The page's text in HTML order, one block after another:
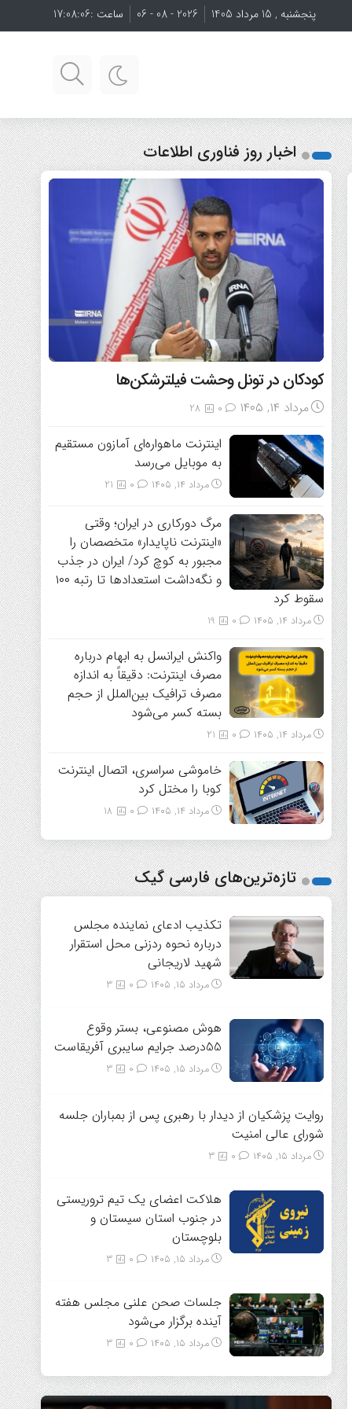
پنجشنبه , 15 مرداد 1405 2026 - 08 - 06 ساعت :17:08:08
اخبار روز فناوری اطلاعات
کودکان در تونل وحشت فیلترشکن‌ها
مرداد ۱۴, ۱۴۰۵ 28
اینترنت ماهواره‌ای آمازون مستقیم
به موبایل می‌رسد
مرداد ۱۴, ۱۴۰۵ 21
مرگ دورکاری در ایران؛ وقتی
«اینترنت ناپایدار» متخصصان را
مجبور به کوچ کرد/ ایران در جذب
و نگه‌داشت استعدادها تا رتبه ۱۰۰
سقوط کرد
مرداد ۱۴, ۱۴۰۵ 19
واکنش ایرانسل به ابهام درباره
مصرف اینترنت: دقیقاً به اندازه
مصرف ترافیک بین‌الملل از حجم
بسته کسر می‌شود
مرداد ۱۴, ۱۴۰۵ 21
خاموشی سراسری، اتصال اینترنت
کوبا را مختل کرد
مرداد ۱۴, ۱۴۰۵ 18
تازه‌ترین‌های فارسی گیک
تکذیب ادعای نماینده مجلس
درباره نحوه ردزنی محل استقرار
شهید لاریجانی
مرداد ۱۵, ۱۴۰۵ 3
هوش مصنوعی، بستر وقوع
55درصد جرایم سایبری آفریقاست
مرداد ۱۵, ۱۴۰۵ 3
روایت پزشکیان از دیدار با رهبری پس از بمباران جلسه
شورای عالی امنیت
مرداد ۱۵, ۱۴۰۵ 3
هلاکت اعضای یک تیم تروریستی
در جنوب استان سیستان و
بلوچستان
مرداد ۱۵, ۱۴۰۵ 3
جلسات صحن علنی مجلس هفته
آینده برگزار می‌شود
مرداد ۱۵, ۱۴۰۵ 3